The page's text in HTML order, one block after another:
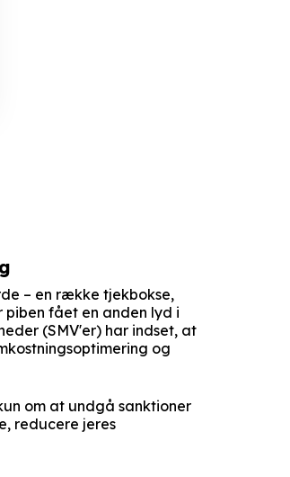
– en række tjekbokse,
piben fået en anden lyd i
(SMV'er) har indset, at
og
om at undgå sanktioner
reducere jeres